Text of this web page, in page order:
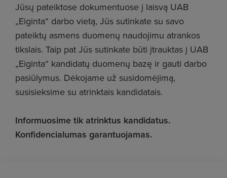
Jūsų pateiktose dokumentuose į laisvą UAB
„Eiginta“ darbo vietą, Jūs sutinkate su savo
pateiktų asmens duomenų naudojimu atrankos
tikslais. Taip pat Jūs sutinkate būti įtrauktas į UAB
„Eiginta“ kandidatų duomenų bazę ir gauti darbo
pasiūlymus. Dėkojame už susidomėjimą,
susisieksime su atrinktais kandidatais.
Informuosime tik atrinktus kandidatus.
Konfidencialumas garantuojamas.